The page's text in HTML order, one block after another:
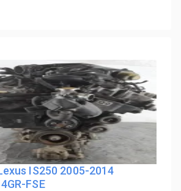
IS250 2005-2014
FSE